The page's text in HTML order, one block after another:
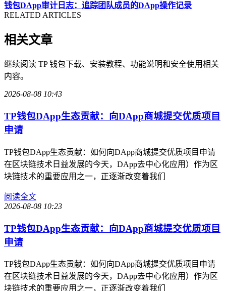
钱包DApp审计日志：追踪团队成员的DApp操作记录
RELATED ARTICLES
相关文章
继续阅读 TP 钱包下载、安装教程、功能说明和安全使用相关
内容。
2026-08-08 10:43
TP钱包DApp生态贡献：向DApp商城提交优质项目
申请
TP钱包DApp生态贡献：如何向DApp商城提交优质项目申请
在区块链技术日益发展的今天，DApp去中心化应用）作为区
块链技术的重要应用之一，正逐渐改变着我们
阅读全文
2026-08-08 10:23
TP钱包DApp生态贡献：向DApp商城提交优质项目
申请
TP钱包DApp生态贡献：如何向DApp商城提交优质项目申请
在区块链技术日益发展的今天，DApp去中心化应用）作为区
块链技术的重要应用之一，正逐渐改变着我们